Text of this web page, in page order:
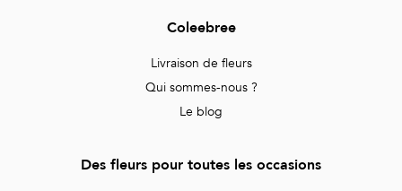
Coleebree
Livraison de fleurs
Qui sommes-nous ?
Le blog
Des fleurs pour toutes les occasions